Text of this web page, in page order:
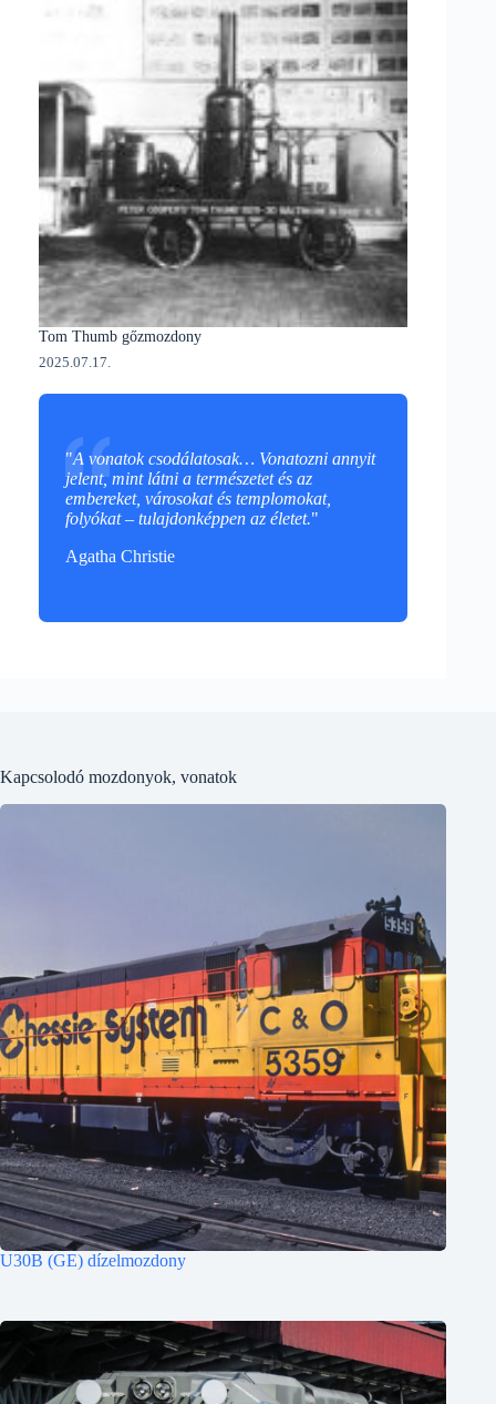
Tom Thumb gőzmozdony
2025.07.17.
"A vonatok csodálatosak… Vonatozni annyit
jelent, mint látni a természetet és az
embereket, városokat és templomokat,
folyókat – tulajdonképpen az életet."
Agatha Christie
Kapcsolodó mozdonyok, vonatok
U30B (GE) dízelmozdony